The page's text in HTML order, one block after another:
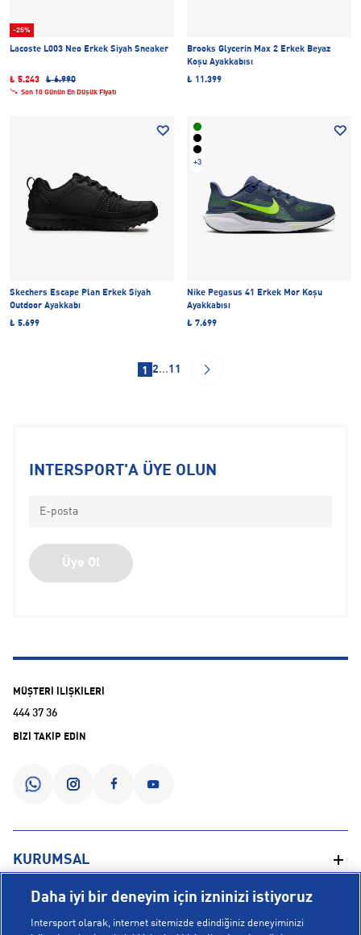
-25%
Lacoste L003 Neo Erkek Siyah Sneaker
₺ 5.243 ₺ 6.990
Son 10 Günün En Düşük Fiyatı
Brooks Glycerin Max 2 Erkek Beyaz
Koşu Ayakkabısı
₺ 11.399
Skechers Escape Plan Erkek Siyah
Outdoor Ayakkabı
₺ 5.699
+3
Nike Pegasus 41 Erkek Mor Koşu
Ayakkabısı
₺ 7.699
1 2...11
INTERSPORT'A ÜYE OLUN
Üye Ol
MÜŞTERİ İLİŞKİLERİ
444 37 36
BİZİ TAKİP EDİN
KURUMSAL
Hakkımızda
Mağazalarımız
YARDIM
Daha iyi bir deneyim için izninizi istiyoruz
Intersport olarak, internet sitemizde edindiğiniz deneyiminizi